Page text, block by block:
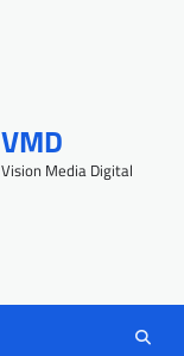
VMD
Vision Media Digital